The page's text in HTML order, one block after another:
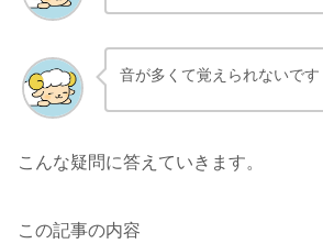
音が多くて覚えられないです
こんな疑問に答えていきます。
この記事の内容